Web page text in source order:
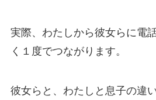
実際、わたしから彼女らに電
く１度でつながります。
彼女らと、わたしと息子の違